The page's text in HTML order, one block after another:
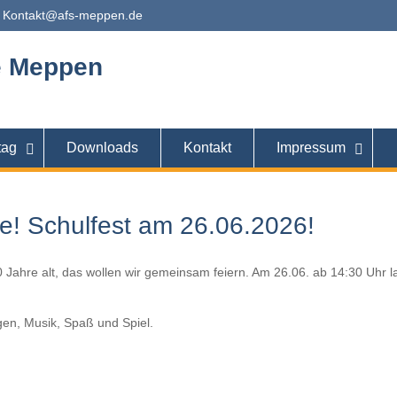
Kontakt@afs-meppen.de
Downloads Kontakt Impressum
Schulfest am 26.06.2026!
Jahre alt, das wollen wir gemeinsam feiern. Am 26.06. ab 14:30 Uhr
Musik, Spaß und Spiel.